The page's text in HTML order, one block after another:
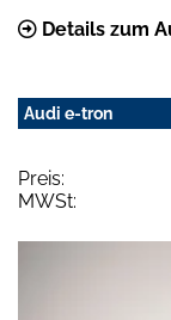
Details zum
Audi e-tron
Preis:
MWSt: